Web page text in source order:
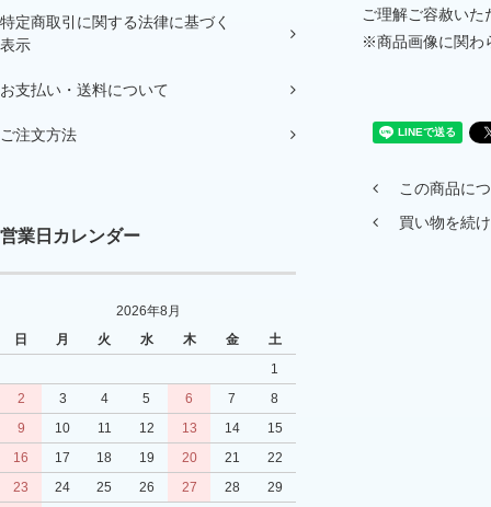
特定商取引に関する法律に基づく
表示
お支払い・送料について
ご注文方法
営業日カレンダー
2026年8月
日
月 火 水 木 金
土
1
2
3 4 5 6 7
8
9
10 11 12 13 14
15
16
17 18 19 20 21
22
23
24 25 26 27 28
29
ご理解ご容赦い
※商品画像に関わ
この商品に
買い物を続